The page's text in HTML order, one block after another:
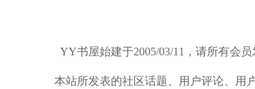
YY书屋始建于2005/03/11，请所有会
本站所发表的社区话题、用户评论、用